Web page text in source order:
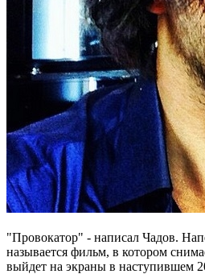
"Провокатор" - написал Чадов.
называется фильм, в котором
выйдет на экраны в наступившем